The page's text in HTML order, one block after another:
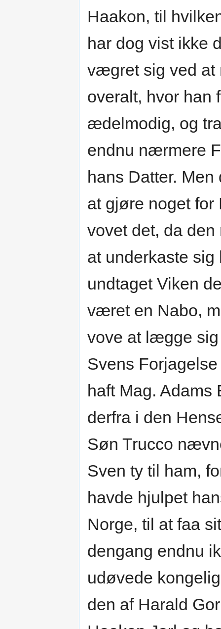
Haakon, til
har dog vist ikke
vægret sig ved at
overalt, hvor han
ædelmodig, og
endnu nærmere
hans Datter.
at gjøre noget for
vovet det, da
at underkaste
undtaget Viken
været en Nabo,
vove at lægge
Svens
haft Mag.
derfra i den
Søn Trucco
Sven ty til ham,
havde hjulpet
Norge, til at faa
dengang endnu
udøvede
den af Harald